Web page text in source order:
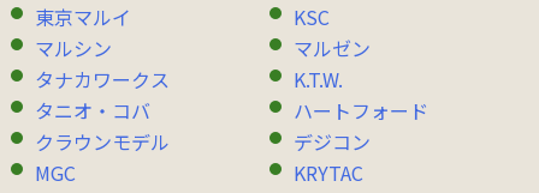
東京マルイ
KSC
マルシン
マルゼン
タナカワークス
K.T.W.
タニオ・コバ
ハートフォード
クラウンモデル
デジコン
MGC
KRYTAC